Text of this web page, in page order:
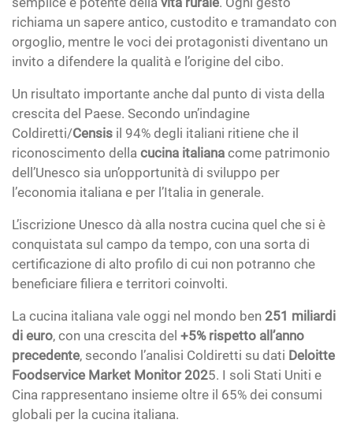
richiama un sapere antico, custodito e tramandato con
orgoglio, mentre le voci dei protagonisti diventano un
invito a difendere la qualità e l’origine del cibo.
Un risultato importante anche dal punto di vista della
crescita del Paese. Secondo un’indagine
Coldiretti/Censis il 94% degli italiani ritiene che il
riconoscimento della cucina italiana come patrimonio
dell’Unesco sia un’opportunità di sviluppo per
l’economia italiana e per l’Italia in generale.
L’iscrizione Unesco dà alla nostra cucina quel che si è
conquistata sul campo da tempo, con una sorta di
certificazione di alto profilo di cui non potranno che
beneficiare filiera e territori coinvolti.
La cucina italiana vale oggi nel mondo ben 251 miliardi
di euro, con una crescita del +5% rispetto all’anno
precedente, secondo l’analisi Coldiretti su dati Deloitte
Foodservice Market Monitor 2025. I soli Stati Uniti e
Cina rappresentano insieme oltre il 65% dei consumi
globali per la cucina italiana.